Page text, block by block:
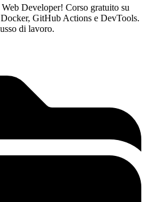
Developer! Corso gratuito su
GitHub Actions e DevTools.
di lavoro.